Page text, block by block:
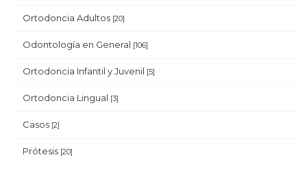
Ortodoncia Adultos [20]
Odontología en General [106]
Ortodoncia Infantil y Juvenil [5]
Ortodoncia Lingual [3]
Casos [2]
Prótesis [20]